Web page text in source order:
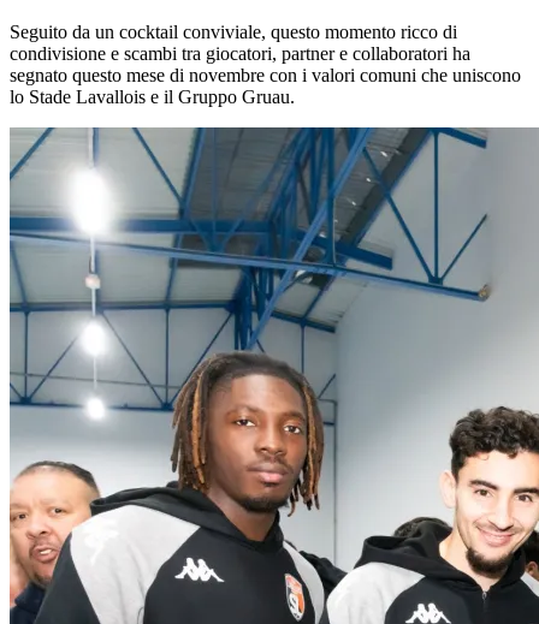
Seguito da un cocktail conviviale, questo momento ricco di
condivisione e scambi tra giocatori, partner e collaboratori ha
segnato questo mese di novembre con i valori comuni che uniscono
lo Stade Lavallois e il Gruppo Gruau.